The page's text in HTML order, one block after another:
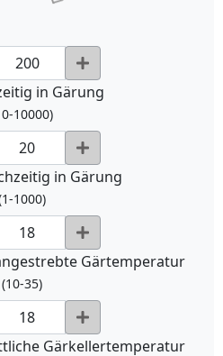
in Gärung
10000)
in Gärung
1000)
Gärtemperatur
(10-35)
Gärkellertemperatur